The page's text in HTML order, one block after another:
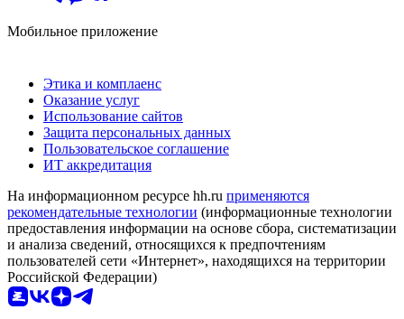
Мобильное приложение
Этика и комплаенс
Оказание услуг
Использование сайтов
Защита персональных данных
Пользовательское соглашение
ИТ аккредитация
На информационном ресурсе hh.ru применяются
рекомендательные технологии (информационные технологии
предоставления информации на основе сбора, систематизации
и анализа сведений, относящихся к предпочтениям
пользователей сети «Интернет», находящихся на территории
Российской Федерации)